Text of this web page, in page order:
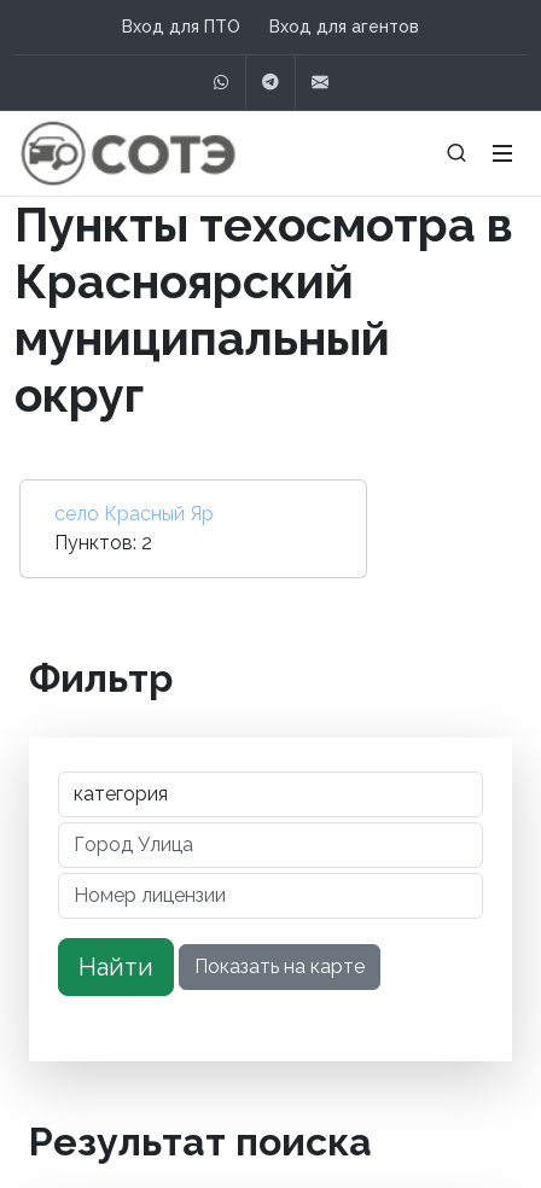
Вход для ПТО Вход для агентов
WhatsAppTelegram
Пункты техосмотра в
Красноярский
муниципальный
округ
село Красный Яр
Пунктов: 2
Фильтр
Результат поиска